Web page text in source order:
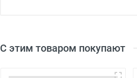
8924.125 - Троакар
С этим товаром покупают